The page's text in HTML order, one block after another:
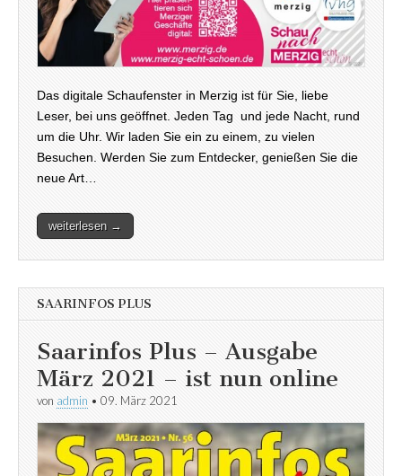
Das digitale Schaufenster in Merzig ist für Sie, liebe
Leser, bei uns geöffnet. Jeden Tag und jede Nacht, rund
um die Uhr. Wir laden Sie ein zu einem, zu vielen
Besuchen. Werden Sie zum Entdecker, genießen Sie die
neue Art…
weiterlesen →
SAARINFOS PLUS
Saarinfos Plus – Ausgabe
März 2021 – ist nun online
von admin • 09. März 2021